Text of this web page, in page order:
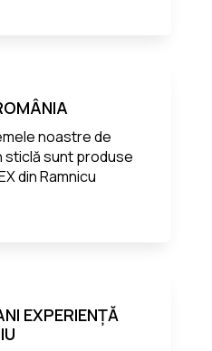
noastre de
sticlă sunt produse
din Ramnicu
EXPERIENȚĂ